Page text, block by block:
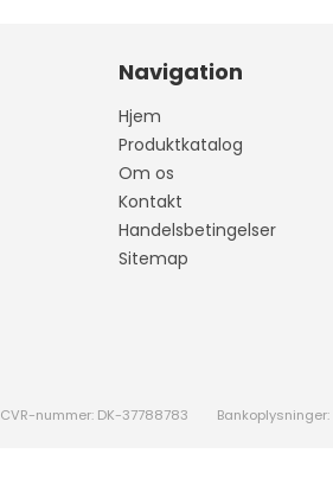
Navigation
Hjem
Produktkatalog
Om os
Kontakt
Handelsbetingelser
Sitemap
CVR-nummer: DK-37788783 Bankoplysninger: